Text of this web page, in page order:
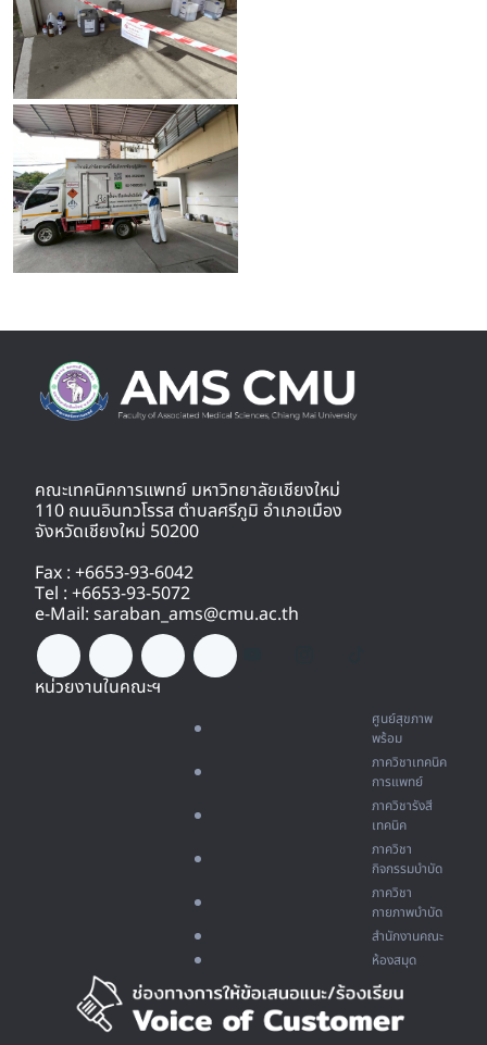
คณะเทคนิคการแพทย์ มหาวิทยาลัยเชียงใหม่
110 ถนนอินทวโรรส ตำบลศรีภูมิ อำเภอเมือง
จังหวัดเชียงใหม่ 50200
Fax : +6653-93-6042
Tel : +6653-93-5072
e-Mail: saraban_ams@cmu.ac.th
หน่วยงานในคณะฯ
ศูนย์สุขภาพ
พร้อม
ภาควิชาเทคนิค
การแพทย์
ภาควิชารังสี
เทคนิค
ภาควิชา
กิจกรรมบำบัด
ภาควิชา
กายภาพบำบัด
สำนักงานคณะ
ห้องสมุด